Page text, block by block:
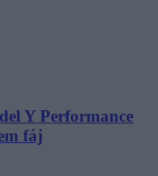
Y Performance
fáj